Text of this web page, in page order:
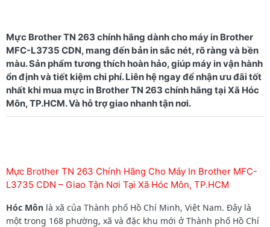
Mực Brother TN 263 chính hãng dành cho máy in Brother
MFC-L3735 CDN, mang đến bản in sắc nét, rõ ràng và bền
màu. Sản phẩm tương thích hoàn hảo, giúp máy in vận hành
ổn định và tiết kiệm chi phí. Liên hệ ngay để nhận ưu đãi tốt
nhất khi mua mực in Brother TN 263 chính hãng tại Xã Hóc
Mực Brother TN 263 Chính Hãng Cho Máy In Brother MFC-
L3735 CDN – Giao Tận Nơi Tại Xã Hóc Môn, TP.HCM
Hóc Môn là xã của Thành phố Hồ Chí Minh, Việt Nam. Đây là
một trong 168 phường, xã và đặc khu mới ở Thành phố Hồ Chí